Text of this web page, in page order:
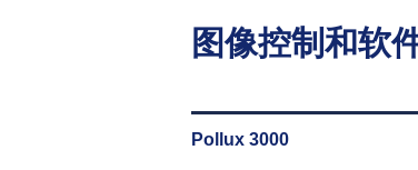
图像控制和软
Pollux 3000